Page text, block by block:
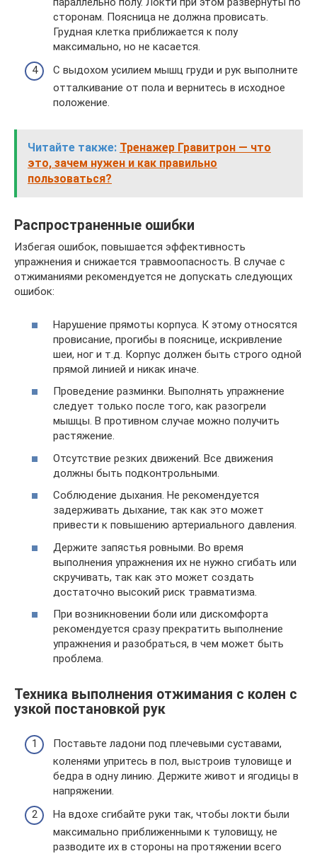
сторонам. Поясница не должна провисать.
Грудная клетка приближается к полу
максимально, но не касается.
С выдохом усилием мышц груди и рук выполните
отталкивание от пола и вернитесь в исходное
положение.
Читайте также: Тренажер Гравитрон — что
это, зачем нужен и как правильно
пользоваться?
Распространенные ошибки
Избегая ошибок, повышается эффективность
упражнения и снижается травмоопасность. В случае с
отжиманиями рекомендуется не допускать следующих
ошибок:
Нарушение прямоты корпуса. К этому относятся
провисание, прогибы в пояснице, искривление
шеи, ног и т.д. Корпус должен быть строго одной
прямой линией и никак иначе.
Проведение разминки. Выполнять упражнение
следует только после того, как разогрели
мышцы. В противном случае можно получить
растяжение.
Отсутствие резких движений. Все движения
должны быть подконтрольными.
Соблюдение дыхания. Не рекомендуется
задерживать дыхание, так как это может
привести к повышению артериального давления.
Держите запястья ровными. Во время
выполнения упражнения их не нужно сгибать или
скручивать, так как это может создать
достаточно высокий риск травматизма.
При возникновении боли или дискомфорта
рекомендуется сразу прекратить выполнение
упражнения и разобраться, в чем может быть
проблема.
Техника выполнения отжимания с колен с
узкой постановкой рук
Поставьте ладони под плечевыми суставами,
коленями упритесь в пол, выстроив туловище и
бедра в одну линию. Держите живот и ягодицы в
напряжении.
На вдохе сгибайте руки так, чтобы локти были
максимально приближенными к туловищу, не
разводите их в стороны на протяжении всего